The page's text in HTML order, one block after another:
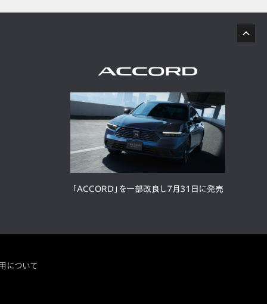
「ACCORD」を一部改良し7月31日に発売
について